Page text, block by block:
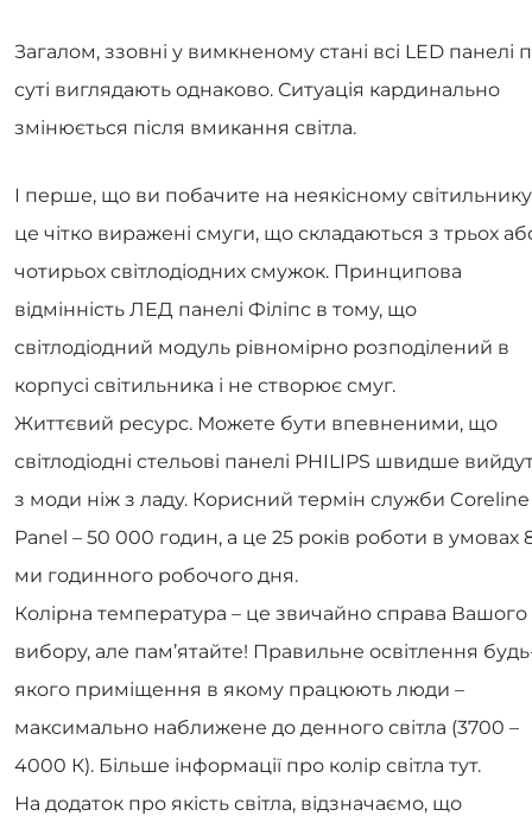
Загалом, ззовні у вимкненому стані всі LED панелі
суті виглядають однаково. Ситуація кардинально
змінюється після вмикання світла.
І перше, що ви побачите на неякісному
це чітко виражені смуги, що складаються з трьох
чотирьох світлодіодних смужок. Принципова
відмінність ЛЕД панелі Філіпс в тому, що
світлодіодний модуль рівномірно розподілений в
корпусі світильника і не створює смуг.
Життєвий ресурс. Можете бути впевненими, що
світлодіодні стельові панелі PHILIPS швидше
з моди ніж з ладу. Корисний термін служби Coreline
Panel – 50 000 годин, а це 25 років роботи в умовах
ми годинного робочого дня.
Колірна температура – це звичайно справа Вашого
вибору, але пам’ятайте! Правильне освітлення
якого приміщення в якому працюють люди –
максимально наближене до денного світла (3700 –
4000 К). Більше інформації про колір світла тут.
На додаток про якість світла, відзначаємо, що